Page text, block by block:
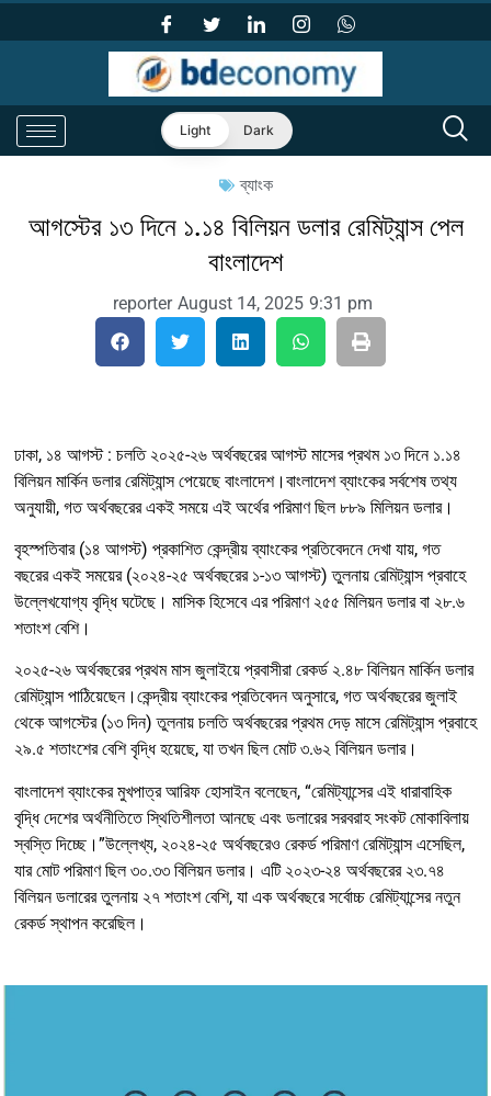
Light Dark
ব্যাংক
আগস্টের ১৩ দিনে ১.১৪ বিলিয়ন ডলার রেমিট্যান্স পেল
বাংলাদেশ
reporter August 14, 2025 9:31 pm
ঢাকা, ১৪ আগস্ট : চলতি ২০২৫-২৬ অর্থবছরের আগস্ট মাসের প্রথম ১৩ দিনে ১.১৪
বিলিয়ন মার্কিন ডলার রেমিট্যান্স পেয়েছে বাংলাদেশ।বাংলাদেশ ব্যাংকের সর্বশেষ তথ্য
অনুযায়ী, গত অর্থবছরের একই সময়ে এই অর্থের পরিমাণ ছিল ৮৮৯ মিলিয়ন ডলার।
বৃহস্পতিবার (১৪ আগস্ট) প্রকাশিত কেন্দ্রীয় ব্যাংকের প্রতিবেদনে দেখা যায়, গত
বছরের একই সময়ের (২০২৪-২৫ অর্থবছরের ১-১৩ আগস্ট) তুলনায় রেমিট্যান্স প্রবাহে
উল্লেখযোগ্য বৃদ্ধি ঘটেছে। মাসিক হিসেবে এর পরিমাণ ২৫৫ মিলিয়ন ডলার বা ২৮.৬
শতাংশ বেশি।
২০২৫-২৬ অর্থবছরের প্রথম মাস জুলাইয়ে প্রবাসীরা রেকর্ড ২.৪৮ বিলিয়ন মার্কিন ডলার
রেমিট্যান্স পাঠিয়েছেন।কেন্দ্রীয় ব্যাংকের প্রতিবেদন অনুসারে, গত অর্থবছরের জুলাই
থেকে আগস্টের (১৩ দিন) তুলনায় চলতি অর্থবছরের প্রথম দেড় মাসে রেমিট্যান্স প্রবাহে
২৯.৫ শতাংশের বেশি বৃদ্ধি হয়েছে, যা তখন ছিল মোট ৩.৬২ বিলিয়ন ডলার।
বাংলাদেশ ব্যাংকের মুখপাত্র আরিফ হোসাইন বলেছেন, “রেমিট্যান্সের এই ধারাবাহিক
বৃদ্ধি দেশের অর্থনীতিতে স্থিতিশীলতা আনছে এবং ডলারের সরবরাহ সংকট মোকাবিলায়
স্বস্তি দিচ্ছে।”উল্লেখ্য, ২০২৪-২৫ অর্থবছরেও রেকর্ড পরিমাণ রেমিট্যান্স এসেছিল,
যার মোট পরিমাণ ছিল ৩০.৩৩ বিলিয়ন ডলার। এটি ২০২৩-২৪ অর্থবছরের ২৩.৭৪
বিলিয়ন ডলারের তুলনায় ২৭ শতাংশ বেশি, যা এক অর্থবছরে সর্বোচ্চ রেমিট্যান্সের নতুন
রেকর্ড স্থাপন করেছিল।